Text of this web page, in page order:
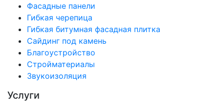
Фасадные панели
Гибкая черепица
Гибкая битумная фасадная плитка
Сайдинг под камень
Благоустройство
Стройматериалы
Звукоизоляция
Услуги